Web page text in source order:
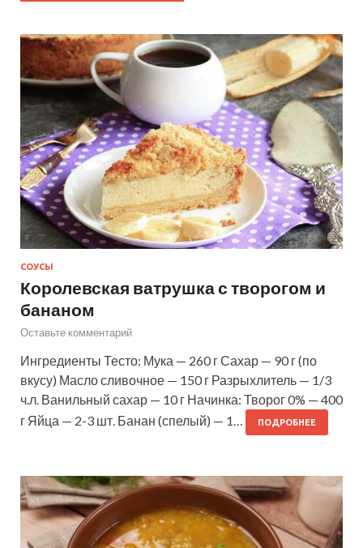
СОУСЫ
Королевская ватрушка с творогом и
бананом
Оставьте комментарий
Ингредиенты Тесто: Мука — 260 г Сахар — 90 г (по
вкусу) Масло сливочное — 150 г Разрыхлитель — 1/3
ч.л. Ванильный сахар — 10 г Начинка: Творог 0% — 400
г Яйца — 2-3 шт. Банан (спелый) — 1…
ПОДРОБНЕЕ